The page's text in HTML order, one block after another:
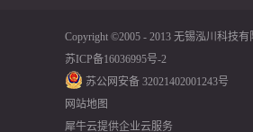
Copyright ©2005 - 2013 无锡泓川科技有
苏ICP备16036995号-2
苏公网安备 32021402001243号
网站地图
犀牛云提供企业云服务